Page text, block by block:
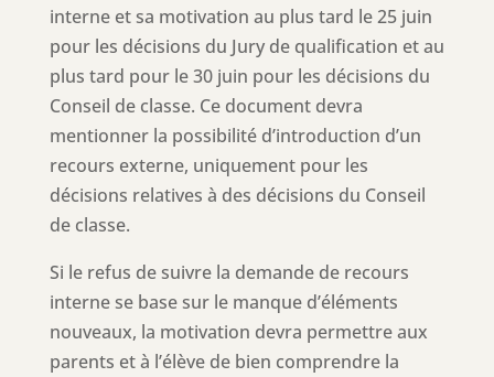
interne et sa motivation au plus tard le 25 juin
pour les décisions du Jury de qualification et au
plus tard pour le 30 juin pour les décisions du
Conseil de classe. Ce document devra
mentionner la possibilité d’introduction d’un
recours externe, uniquement pour les
décisions relatives à des décisions du Conseil
de classe.
Si le refus de suivre la demande de recours
interne se base sur le manque d’éléments
nouveaux, la motivation devra permettre aux
parents et à l’élève de bien comprendre la